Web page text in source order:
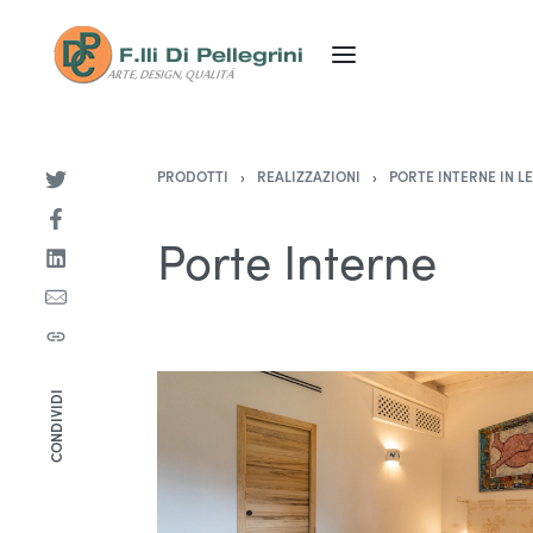
CONDIVIDI
PRODOTTI › REALIZZAZIONI › PORTE INTERNE IN
Porte Interne